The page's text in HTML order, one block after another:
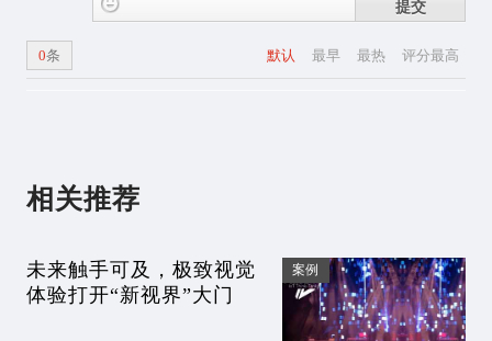
提交
默认 最早 最热 评分最高
0条
相关推荐
未来触手可及，极致视觉
体验打开“新视界”大门
案例